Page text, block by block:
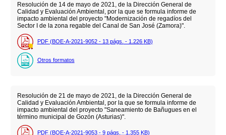
Resolución de 14 de mayo de 2021, de la Dirección General de
Calidad y Evaluación Ambiental, por la que se formula informe de
impacto ambiental del proyecto "Modernización de regadíos del
Sector I de la zona regable del Canal de San José (Zamora)".
PDF (BOE-A-2021-9052 - 13 págs. - 1.226 KB)
Otros formatos
Resolución de 21 de mayo de 2021, de la Dirección General de
Calidad y Evaluación Ambiental, por la que se formula informe de
impacto ambiental del proyecto "Saneamiento de Bañugues en el
término municipal de Gozón (Asturias)".
PDF (BOE-A-2021-9053 - 9 págs. - 1.355 KB)